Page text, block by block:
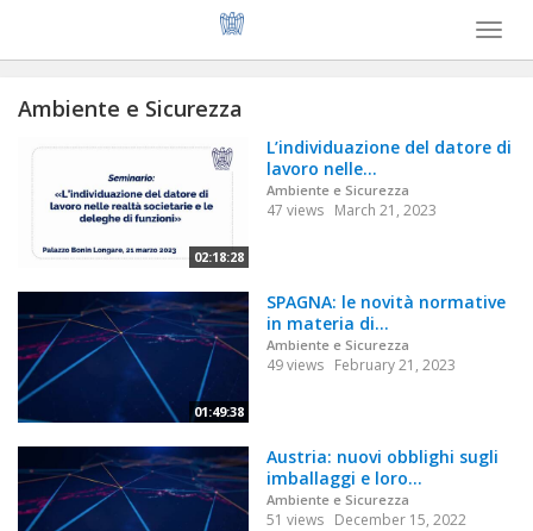
Toggle
Ambiente e Sicurezza
02:18:28
L’individuazione del datore di
lavoro nelle...
Ambiente e Sicurezza
47 views March 21, 2023
01:49:38
SPAGNA: le novità normative
in materia di...
Ambiente e Sicurezza
49 views February 21, 2023
Austria: nuovi obblighi sugli
imballaggi e loro...
Ambiente e Sicurezza
51 views December 15, 2022